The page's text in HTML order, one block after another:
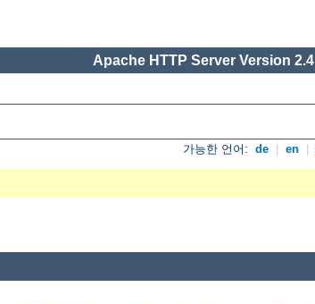
Apache HTTP Server Version 2.4
가능한 언어: de en